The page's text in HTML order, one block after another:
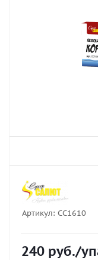
Артикул: СС1610
240 руб./